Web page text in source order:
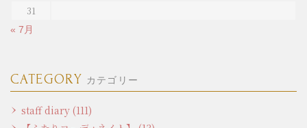
31
« 7月
CATEGORY カテゴリー
staff diary (111)